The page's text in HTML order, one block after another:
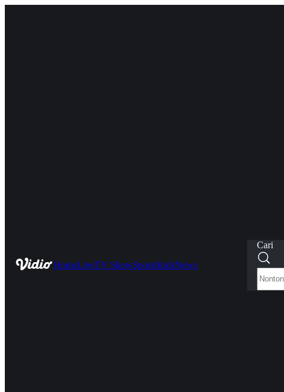
HomeLiveTV ShowSportsKidsNews
Cari